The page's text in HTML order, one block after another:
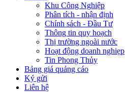
Khu Công Nghiệp
Phân tích - nhận định
Chính sách - Đầu Tư
Thông tin quy hoạch
Thị trường ngoài nước
Hoạt động doanh nghiẹp
Tin Phong Thủy
Bảng giá quảng cáo
Ký gửi
Liên hệ